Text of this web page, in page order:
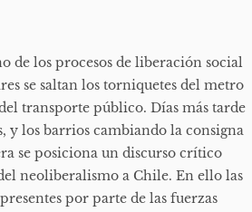
de los procesos de liberación social
se saltan los torniquetes del metro
transporte público. Días más tarde
y los barrios cambiando la consigna
se posiciona un discurso crítico
neoliberalismo a Chile. En ello las
por parte de las fuerzas